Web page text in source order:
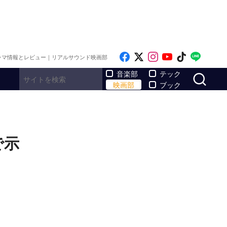
情報とレビュー｜リアルサウンド映画部 Like on Facebook
Follow on x
Follow on
Follow on
Follow
音楽部
映画部
テック
ブック